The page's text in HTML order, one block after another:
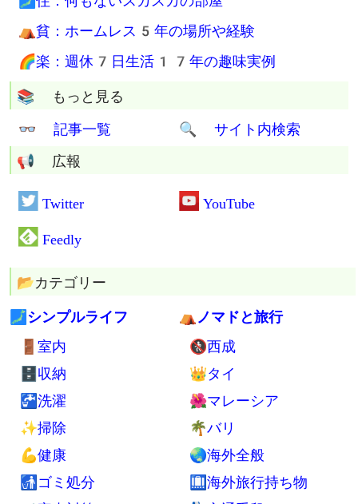
💳 無職でクレジットカードGet
🚷 西成ドヤ生活2年
💮 究極の断捨離マスターの称号Get
⚖ 人間関係も清算済み
⚰ 遺品整理も容赦なし
🏡 空き家処分を無料でお手伝い
まとめページ
🔰 はじめに
🍲食：手間と食費が最低限の食事
🗾住：何もないスカスカの部屋
⛺貧：ホームレス5年の場所や経験
🌈楽：週休7日生活17年の趣味実例
📚 もっと見る
👓 記事一覧
🔍 サイト内検索
📢 広報